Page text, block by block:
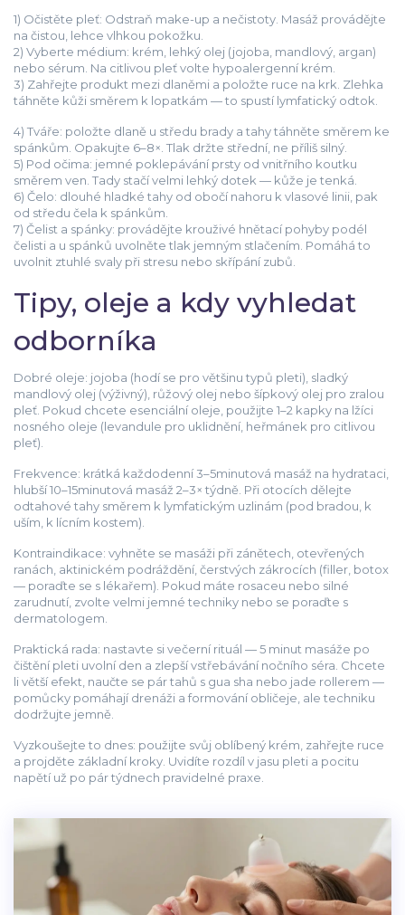
1) Očistěte pleť: Odstraň make-up a nečistoty. Masáž provádějte
na čistou, lehce vlhkou pokožku.
2) Vyberte médium: krém, lehký olej (jojoba, mandlový, argan)
nebo sérum. Na citlivou pleť volte hypoalergenní krém.
3) Zahřejte produkt mezi dlaněmi a položte ruce na krk. Zlehka
táhněte kůži směrem k lopatkám — to spustí lymfatický odtok.
4) Tváře: položte dlaně u středu brady a tahy táhněte směrem ke
spánkům. Opakujte 6–8×. Tlak držte střední, ne příliš silný.
5) Pod očima: jemné poklepávání prsty od vnitřního koutku
směrem ven. Tady stačí velmi lehký dotek — kůže je tenká.
6) Čelo: dlouhé hladké tahy od obočí nahoru k vlasové linii, pak
od středu čela k spánkům.
7) Čelist a spánky: provádějte krouživé hnětací pohyby podél
čelisti a u spánků uvolněte tlak jemným stlačením. Pomáhá to
uvolnit ztuhlé svaly při stresu nebo skřípání zubů.
Tipy, oleje a kdy vyhledat
odborníka
Dobré oleje: jojoba (hodí se pro většinu typů pleti), sladký
mandlový olej (výživný), růžový olej nebo šípkový olej pro zralou
pleť. Pokud chcete esenciální oleje, použijte 1–2 kapky na lžíci
nosného oleje (levandule pro uklidnění, heřmánek pro citlivou
pleť).
Frekvence: krátká každodenní 3–5minutová masáž na hydrataci,
hlubší 10–15minutová masáž 2–3× týdně. Při otocích dělejte
odtahové tahy směrem k lymfatickým uzlinám (pod bradou, k
uším, k lícním kostem).
Kontraindikace: vyhněte se masáži při zánětech, otevřených
ranách, aktinickém podráždění, čerstvých zákrocích (filler, botox
— poraďte se s lékařem). Pokud máte rosaceu nebo silné
zarudnutí, zvolte velmi jemné techniky nebo se poraďte s
dermatologem.
Praktická rada: nastavte si večerní rituál — 5 minut masáže po
čištění pleti uvolní den a zlepší vstřebávání nočního séra. Chcete
li větší efekt, naučte se pár tahů s gua sha nebo jade rollerem —
pomůcky pomáhají drenáži a formování obličeje, ale techniku
dodržujte jemně.
Vyzkoušejte to dnes: použijte svůj oblíbený krém, zahřejte ruce
a projděte základní kroky. Uvidíte rozdíl v jasu pleti a pocitu
napětí už po pár týdnech pravidelné praxe.